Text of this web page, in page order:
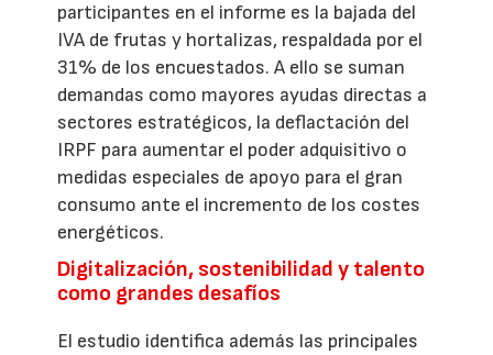
participantes en el informe es la bajada del
IVA de frutas y hortalizas, respaldada por el
31% de los encuestados. A ello se suman
demandas como mayores ayudas directas a
sectores estratégicos, la deflactación del
IRPF para aumentar el poder adquisitivo o
medidas especiales de apoyo para el gran
consumo ante el incremento de los costes
energéticos.
Digitalización, sostenibilidad y talento
como grandes desafíos
El estudio identifica además las principales